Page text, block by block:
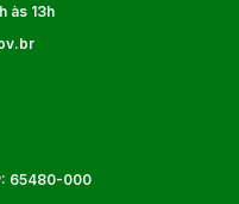
às 13h
65480-000